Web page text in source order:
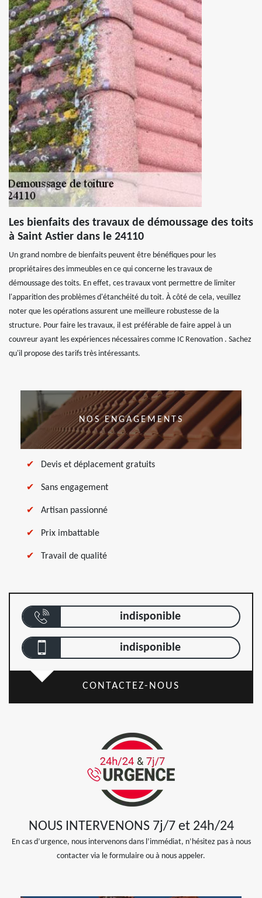
Les bienfaits des travaux de démoussage des toits
à Saint Astier dans le 24110
Un grand nombre de bienfaits peuvent être bénéfiques pour les
propriétaires des immeubles en ce qui concerne les travaux de
démoussage des toits. En effet, ces travaux vont permettre de limiter
l'apparition des problèmes d'étanchéité du toit. À côté de cela, veuillez
noter que les opérations assurent une meilleure robustesse de la
structure. Pour faire les travaux, il est préférable de faire appel à un
couvreur ayant les expériences nécessaires comme IC Renovation . Sachez
qu'il propose des tarifs très intéressants.
NOS ENGAGEMENTS
Devis et déplacement gratuits
Sans engagement
Artisan passionné
Prix imbattable
Travail de qualité
indisponible
indisponible
CONTACTEZ-NOUS
NOUS INTERVENONS 7j/7 et 24h/24
En cas d’urgence, nous intervenons dans l’immédiat, n’hésitez pas à nous
contacter via le formulaire ou à nous appeler.